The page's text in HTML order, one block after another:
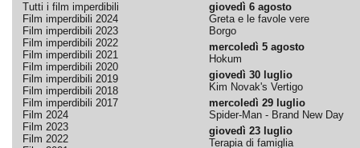
Tutti i film imperdibili
Film imperdibili 2024
Film imperdibili 2023
Film imperdibili 2022
Film imperdibili 2021
Film imperdibili 2020
Film imperdibili 2019
Film imperdibili 2018
Film imperdibili 2017
Film 2024
Film 2023
Film 2022
giovedì 6 agosto
Greta e le favole vere
Borgo
mercoledì 5 agosto
Hokum
giovedì 30 luglio
Kim Novak's Vertigo
mercoledì 29 luglio
Spider-Man - Brand New Day
giovedì 23 luglio
Terapia di famiglia